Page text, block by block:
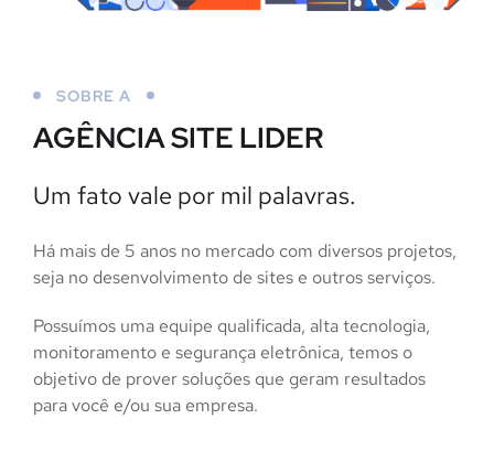
SOBRE A
AGÊNCIA SITE LIDER
Um fato vale por mil palavras.
Há mais de 5 anos no mercado com diversos projetos,
seja no desenvolvimento de sites e outros serviços.
Possuímos uma equipe qualificada, alta tecnologia,
monitoramento e segurança eletrônica, temos o
objetivo de prover soluções que geram resultados
para você e/ou sua empresa.